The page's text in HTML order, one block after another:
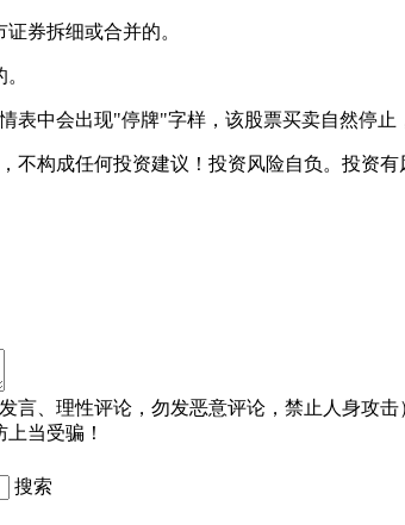
证券拆细或合并的。
表中会出现"停牌"字样，该股票买卖自然停止
不构成任何投资建议！投资风险自负。投资有
言、理性评论，勿发恶意评论，禁止人身攻击
当受骗！
搜索